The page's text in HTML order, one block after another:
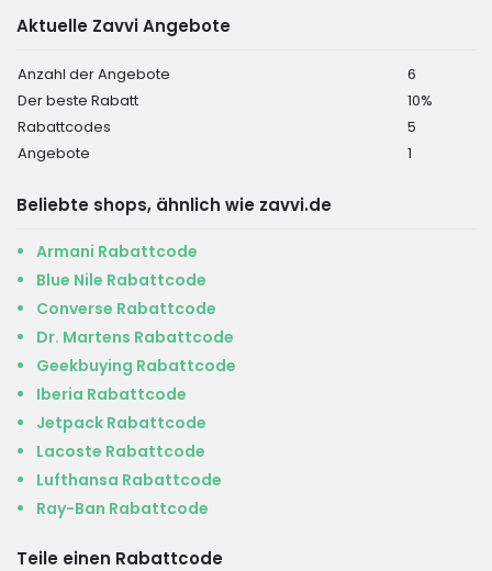
Aktuelle Zavvi Angebote
Anzahl der Angebote
6
Der beste Rabatt
10%
Rabattcodes
5
Angebote
1
Beliebte shops, ähnlich wie zavvi.de
Armani Rabattcode
Blue Nile Rabattcode
Converse Rabattcode
Dr. Martens Rabattcode
Geekbuying Rabattcode
Iberia Rabattcode
Jetpack Rabattcode
Lacoste Rabattcode
Lufthansa Rabattcode
Ray-Ban Rabattcode
Teile einen Rabattcode